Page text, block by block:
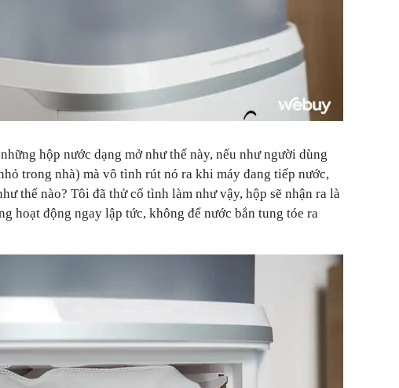
hộp nước dạng mở như thế này, nếu như người dùng
trong nhà) mà vô tình rút nó ra khi máy đang tiếp nước,
thế nào? Tôi đã thử cố tình làm như vậy, hộp sẽ nhận ra là
hoạt động ngay lập tức, không để nước bắn tung tóe ra